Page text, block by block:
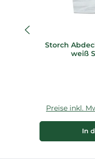
Storch
weiß
Preise inkl.
In